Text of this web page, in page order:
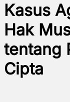
Kasus
Hak
tentang
Cipta